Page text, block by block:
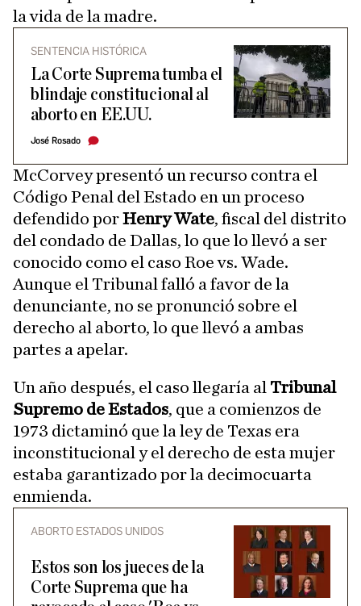
la vida de la madre.
SENTENCIA HISTÓRICA
La Corte Suprema tumba el
blindaje constitucional al
aborto en EE.UU.
José Rosado
McCorvey presentó un recurso contra el
Código Penal del Estado en un proceso
defendido porHenry Wate, fiscal del distrito
del condado de Dallas, lo que lo llevó a ser
conocido como el caso Roe vs. Wade.
Aunque el Tribunal falló a favor de la
denunciante, no se pronunció sobre el
derecho al aborto, lo que llevó a ambas
partes a apelar.
Un año después, el caso llegaría al Tribunal
Supremo de Estados, que a comienzos de
1973 dictaminó que la ley de Texas era
inconstitucional y el derecho de esta mujer
estaba garantizado por la decimocuarta
enmienda.
ABORTO ESTADOS UNIDOS
Estos son los jueces de la
Corte Suprema que ha